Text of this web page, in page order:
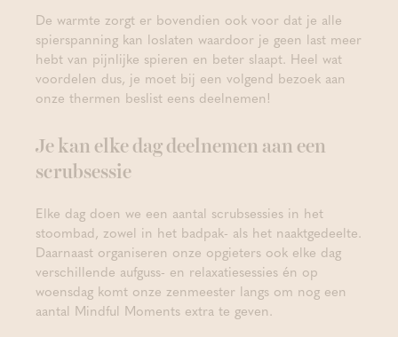
De warmte zorgt er bovendien ook voor dat je alle
spierspanning kan loslaten waardoor je geen last meer
hebt van pijnlijke spieren en beter slaapt. Heel wat
voordelen dus, je moet bij een volgend bezoek aan
onze thermen beslist eens deelnemen!
Je kan elke dag deelnemen aan een
scrubsessie
Elke dag doen we een aantal scrubsessies in het
stoombad, zowel in het badpak- als het naaktgedeelte.
Daarnaast organiseren onze opgieters ook elke dag
verschillende aufguss- en relaxatiesessies én op
woensdag komt onze zenmeester langs om nog een
aantal Mindful Moments extra te geven.